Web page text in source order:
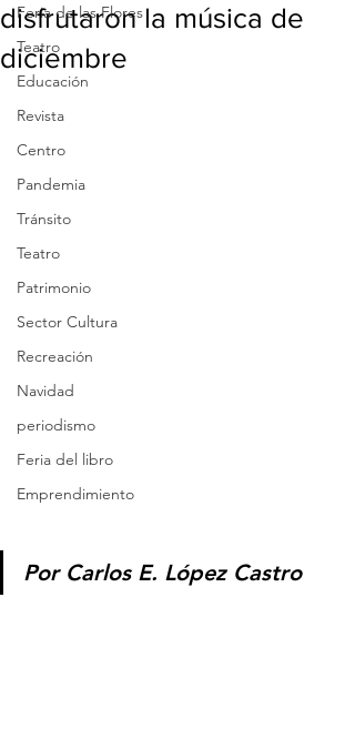
Feria de las Flores
Teatro
Educación
Revista
Centro
Pandemia
Tránsito
Teatro
Patrimonio
Sector Cultura
Recreación
Navidad
periodismo
Feria del libro
Emprendimiento
disfrutaron la música de
diciembre
Por Carlos E. López Castro